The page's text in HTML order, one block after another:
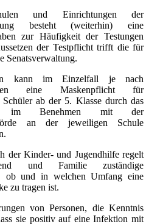
und Einrichtungen der
besteht (weiterhin) eine
zur Häufigkeit der Testungen
der Testpflicht trifft die für
Senatsverwaltung.
im Einzelfall je nach
eine Maskenpflicht für
Schüler ab der 5. Klasse durch das
im Benehmen mit der
an der jeweiligen Schule
der Kinder- und Jugendhilfe regelt
und Familie zuständige
ob und in welchen Umfang eine
zu tragen ist.
von Personen, die Kenntnis
sie positiv auf eine Infektion mit